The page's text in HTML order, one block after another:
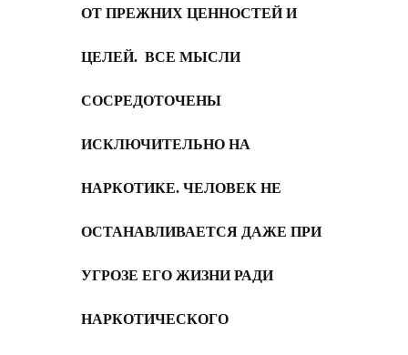
ОТ ПРЕЖНИХ ЦЕННОСТЕЙ И
ЦЕЛЕЙ. ВСЕ МЫСЛИ
СОСРЕДОТОЧЕНЫ
ИСКЛЮЧИТЕЛЬНО НА
НАРКОТИКЕ. ЧЕЛОВЕК НЕ
ОСТАНАВЛИВАЕТСЯ ДАЖЕ ПРИ
УГРОЗЕ ЕГО ЖИЗНИ РАДИ
НАРКОТИЧЕСКОГО